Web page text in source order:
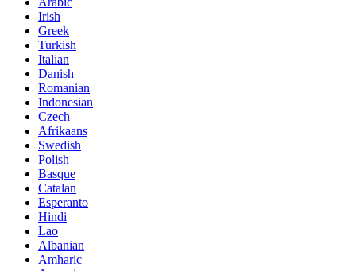
Irish
Greek
Turkish
Italian
Danish
Romanian
Indonesian
Czech
Afrikaans
Swedish
Polish
Basque
Catalan
Esperanto
Hindi
Lao
Albanian
Amharic